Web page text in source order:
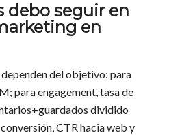
debo seguir en
en
del objetivo: para
para engagement, tasa de
dividido
CTR hacia web y